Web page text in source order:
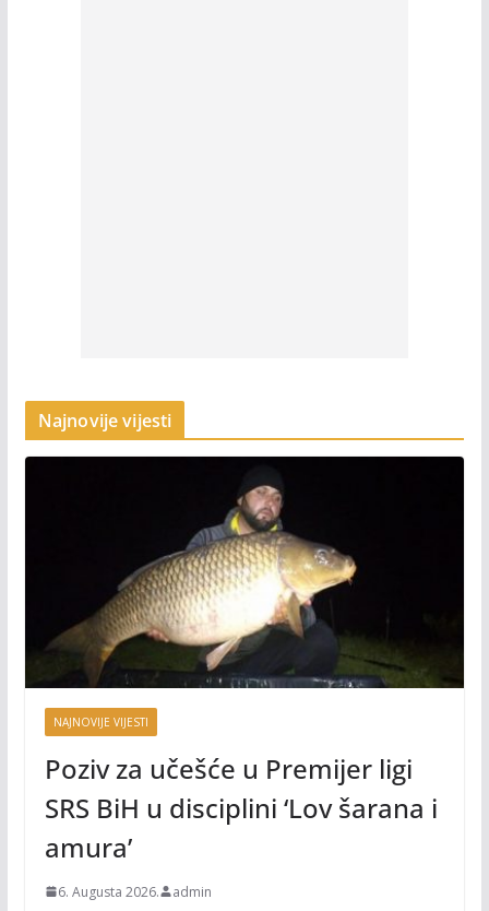
Najnovije vijesti
NAJNOVIJE VIJESTI
Poziv za učešće u Premijer ligi
SRS BiH u disciplini ‘Lov šarana i
amura’
6. Augusta 2026. admin